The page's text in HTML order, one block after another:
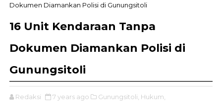
Dokumen Diamankan Polisi di Gunungsitoli
16 Unit Kendaraan Tanpa
Dokumen Diamankan Polisi di
Gunungsitoli
Redaksi 7 years ago Gunungsitoli, Hukum,